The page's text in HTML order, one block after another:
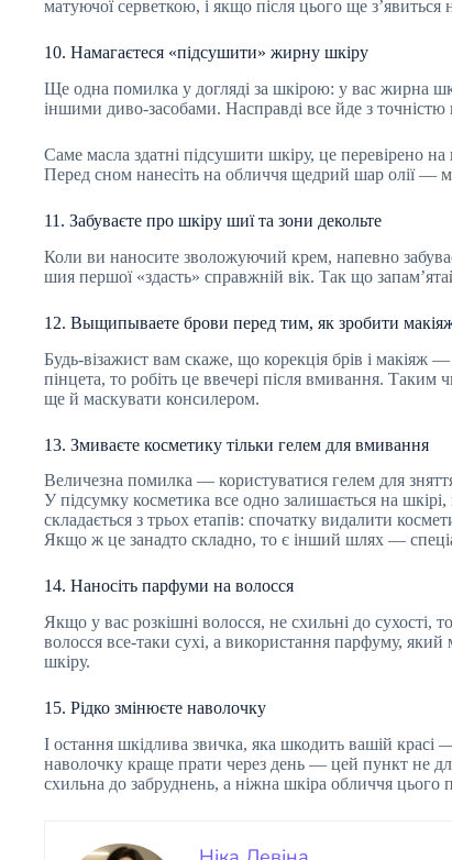
матуючої серветкою, і якщо після цього ще з’явиться
10. Намагаєтеся «підсушити» жирну шкіру
Ще одна помилка у догляді за шкірою: у вас жирна
іншими диво-засобами. Насправді все йде з
Саме масла здатні підсушити шкіру, це перевірено
Перед сном нанесіть на обличчя щедрий шар олії —
11. Забуваєте про шкіру шиї та зони декольте
Коли ви наносите зволожуючий крем, напевно
шия першої «здасть» справжній вік. Так що
12. Выщипываете брови перед тим, як зробити
Будь-візажист вам скаже, що корекція брів і
пінцета, то робіть це ввечері після вмивання.
ще й маскувати консилером.
13. Змиваєте косметику тільки гелем для вмивання
Величезна помилка — користуватися гелем для
У підсумку косметика все одно залишається на
складається з трьох етапів: спочатку видалити
Якщо ж це занадто складно, то є інший шлях —
14. Наносіть парфуми на волосся
Якщо у вас розкішні волосся, не схильні до сухості,
волосся все-таки сухі, а використання парфуму,
шкіру.
15. Рідко змінюєте наволочку
І остання шкідлива звичка, яка шкодить вашій красі
наволочку краще прати через день — цей пункт не
схильна до забруднень, а ніжна шкіра обличчя цього